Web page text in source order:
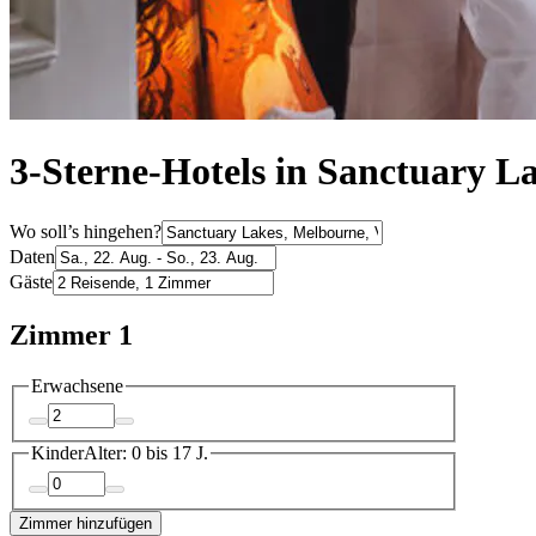
3-Sterne-Hotels in Sanctuary
Wo soll’s hingehen?
Daten
Gäste
Zimmer 1
Erwachsene
KinderAlter: 0 bis 17 J.
Zimmer hinzufügen